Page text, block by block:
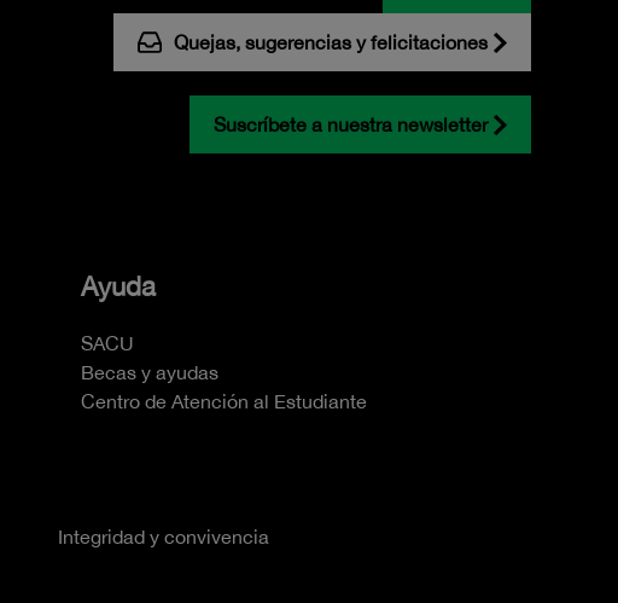
Quejas, sugerencias y felicitaciones
Suscríbete a nuestra newsletter
Ayuda
SACU
Becas y ayudas
Centro de Atención al Estudiante
Integridad y convivencia